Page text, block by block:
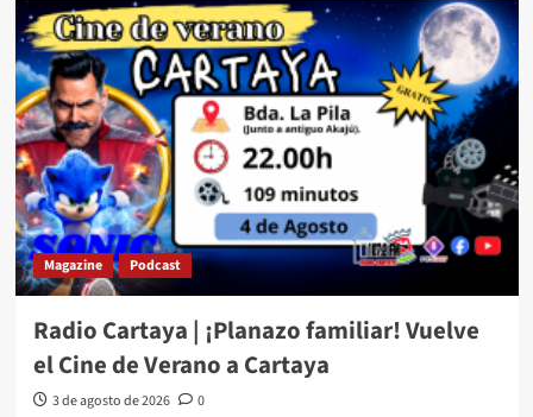
Magazine Podcast
Radio Cartaya | ¡Planazo familiar! Vuelve
el Cine de Verano a Cartaya
3 de agosto de 2026 0